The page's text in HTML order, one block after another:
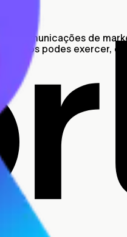
comunicações de
os podes exercer,